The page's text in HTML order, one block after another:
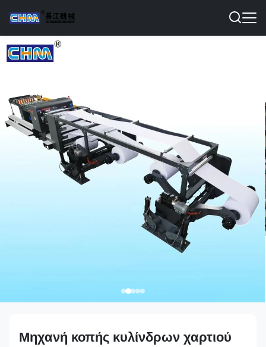
Μηχανή κοπής κυλίνδρων χαρτιού